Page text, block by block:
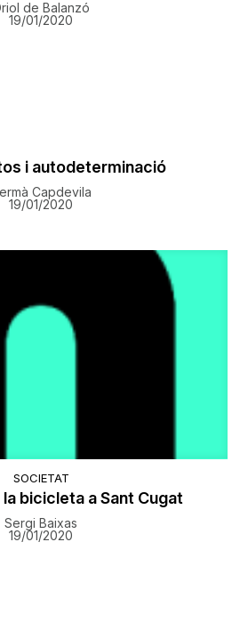
de Balanzó
19/01/2020
i autodeterminació
Capdevila
19/01/2020
SOCIETAT
bicicleta a Sant Cugat
Sergi Baixas
19/01/2020